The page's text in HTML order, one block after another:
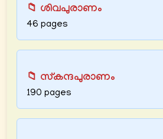
📁 ശിവപുരാണം
46 pages
📁 സ്കന്ദപുരാണം
190 pages